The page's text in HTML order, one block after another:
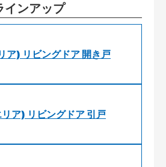
インアップ
ア) リビングドア 開き戸
ア) リビングドア 引戸